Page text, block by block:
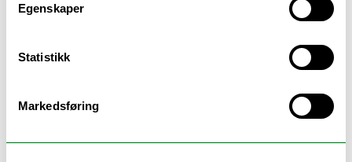
Egenskaper
Statistikk
Markedsføring
Søknadsprosess:
Benyttdette søknadsskjemaet
gjesteforskeropphold hos oss. Kun søknader sendt
Gjesteforskere som er nye i Tromsø og UiT kan
finne praktisk informasjon som kan være nyttig i